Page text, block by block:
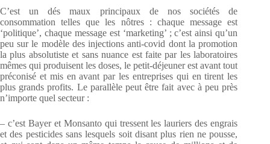
C’est un dés maux principaux de nos sociétés de
consommation telles que les nôtres : chaque message est
‘politique’, chaque message est ‘marketing’ ; c’est ainsi qu’un
peu sur le modèle des injections anti-covid dont la promotion
la plus absolutiste et sans nuance est faite par les laboratoires
mêmes qui produisent les doses, le petit-déjeuner est avant tout
préconisé et mis en avant par les entreprises qui en tirent les
plus grands profits. Le parallèle peut être fait avec à peu près
n’importe quel secteur :
– c’est Bayer et Monsanto qui tressent les lauriers des engrais
et des pesticides sans lesquels soit disant plus rien ne pousse,